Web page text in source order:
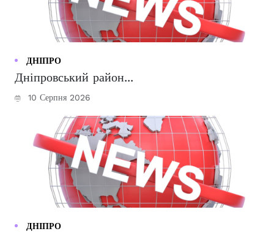
ДНІПРО
Дніпровський район...
10 Серпня 2026
ДНІПРО